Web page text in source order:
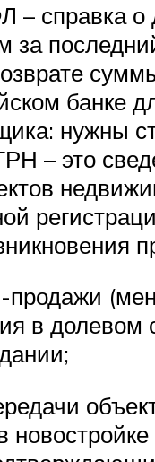
справка о
за
банке
нужны
– это
продажи
в долевом